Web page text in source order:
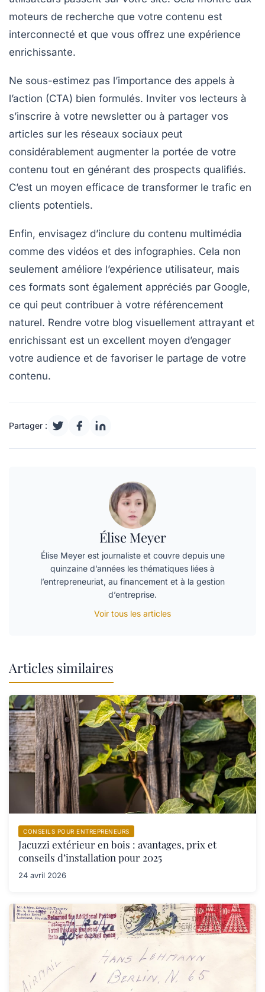
moteurs de recherche que votre contenu est
interconnecté et que vous offrez une expérience
enrichissante.
Ne sous-estimez pas l’importance des appels à
l’action (CTA) bien formulés. Inviter vos lecteurs à
s’inscrire à votre newsletter ou à partager vos
articles sur les réseaux sociaux peut
considérablement augmenter la portée de votre
contenu tout en générant des prospects qualifiés.
C’est un moyen efficace de transformer le trafic en
clients potentiels.
Enfin, envisagez d’inclure du contenu multimédia
comme des vidéos et des infographies. Cela non
seulement améliore l’expérience utilisateur, mais
ces formats sont également appréciés par Google,
ce qui peut contribuer à votre référencement
naturel. Rendre votre blog visuellement attrayant et
enrichissant est un excellent moyen d’engager
votre audience et de favoriser le partage de votre
contenu.
Partager :
Élise Meyer
Élise Meyer est journaliste et couvre depuis une
quinzaine d’années les thématiques liées à
l’entrepreneuriat, au financement et à la gestion
d’entreprise.
Voir tous les articles
Articles similaires
CONSEILS POUR ENTREPRENEURS
Jacuzzi extérieur en bois : avantages, prix et
conseils d’installation pour 2025
24 avril 2026